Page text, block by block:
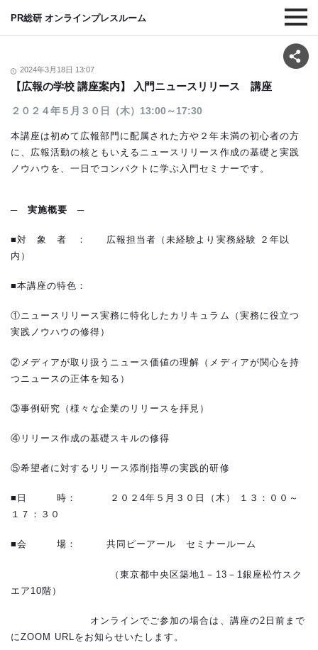
PR総研 オンラインプレスルーム
2024年3月18日 13:07
【広報の学校 講座案内】 入門ニュースリリース 講座
２０２４年５月３０日（木）13:00～17:30
本講座は初めて広報部門に配属された方や２年未満の初心者の方
に、広報活動の核ともいえるニュースリリース作成の基礎と実践
ノウハウを、一日でコンパクトに学ぶ入門セミナーです。
─実施概要 ─
■対 象 者 ： 広報担当者（未経験より実務経験 ２年以
内）
■本講座の特色：
①ニュースリリース実務に特化したカリキュラム（実務に役立つ
実践ノウハウの修得）
②メディアが取り扱うニュース価値の理解（メディアが関心を持
つニュースの正体を知る）
③事例研究（様々な企業のリリースを拝見）
④リリース作成の基礎スキルの修得
⑤希望者に対するリリース添削指導の実践的研修
■日 時： ２０２4年５月３０日（木） １３：００～
１７：３０
■会 場： 共同ピーアール セミナールーム
（東京都中央区築地1－13－1銀座松竹スク
エア10階）
オンラインでご参加の場合は、講座の2日前まで
にZOOM URLをお知らせいたします。